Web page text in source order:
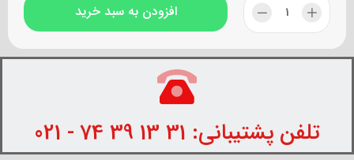
افزودن به سبد خرید
تلفن پشتیبانی: 31 13 39 74 - 021